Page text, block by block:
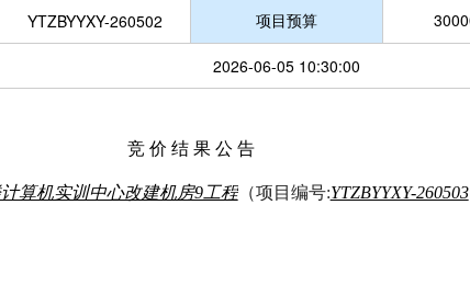
YTZBYYXY-260502 项目预算
2026-06-05 10:30:00
竞 价 结 果 公 告
算机实训中心改建机房9工程（项目编号:YTZBYYXY-260503